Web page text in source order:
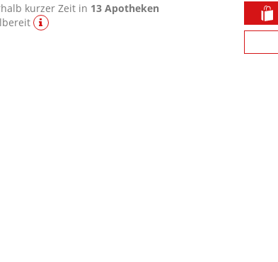
kurzer Zeit in 13 Apotheken